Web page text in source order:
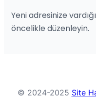
Yeni adresinize
öncelikle düzenleyin.
© 2024-2025 Site